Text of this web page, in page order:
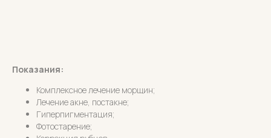
Показания:
Комплексное лечение морщин;
Лечение акне, постакне;
Гиперпигментация;
Фотостарение;